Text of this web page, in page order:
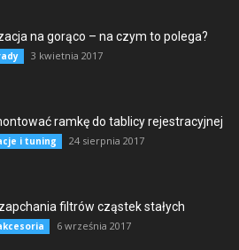
na gorąco – na czym to polega?
3 kwietnia 2017
ramkę do tablicy rejestracyjnej
i tuning 24 sierpnia 2017
filtrów cząstek stałych
6 września 2017